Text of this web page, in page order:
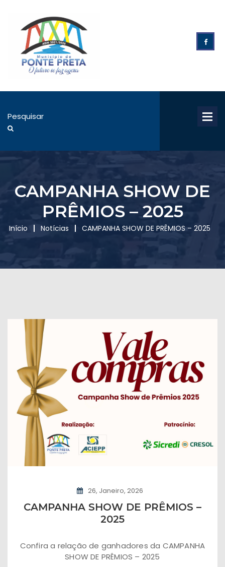
CAMPANHA SHOW DE
PRÊMIOS – 2025
Início Notícias CAMPANHA SHOW DE PRÊMIOS – 2025
26, Janeiro, 2026
CAMPANHA SHOW DE PRÊMIOS –
2025
Confira a relação de ganhadores da CAMPANHA
SHOW DE PRÊMIOS – 2025